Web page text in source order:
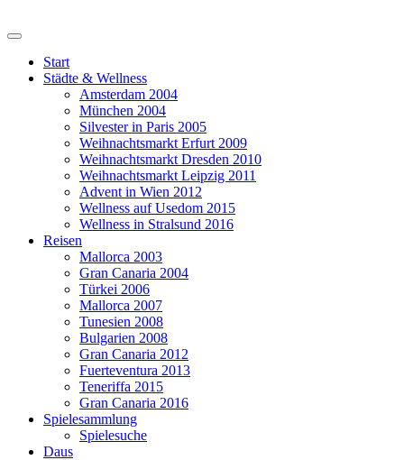
Start
Städte & Wellness
Amsterdam 2004
München 2004
Silvester in Paris 2005
Weihnachtsmarkt Erfurt 2009
Weihnachtsmarkt Dresden 2010
Weihnachtsmarkt Leipzig 2011
Advent in Wien 2012
Wellness auf Usedom 2015
Wellness in Stralsund 2016
Reisen
Mallorca 2003
Gran Canaria 2004
Türkei 2006
Mallorca 2007
Tunesien 2008
Bulgarien 2008
Gran Canaria 2012
Fuerteventura 2013
Teneriffa 2015
Gran Canaria 2016
Spielesammlung
Spielesuche
Daus